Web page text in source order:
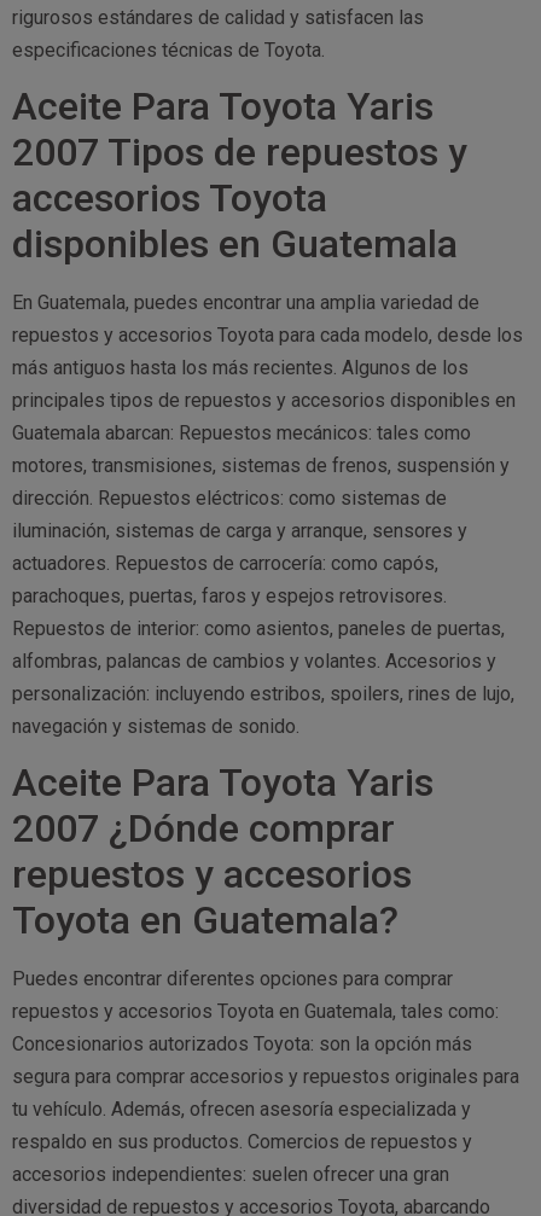
rigurosos estándares de calidad y satisfacen las
especificaciones técnicas de Toyota.
Aceite Para Toyota Yaris
2007 Tipos de repuestos y
accesorios Toyota
disponibles en Guatemala
En Guatemala, puedes encontrar una amplia variedad de
repuestos y accesorios Toyota para cada modelo, desde los
más antiguos hasta los más recientes. Algunos de los
principales tipos de repuestos y accesorios disponibles en
Guatemala abarcan: Repuestos mecánicos: tales como
motores, transmisiones, sistemas de frenos, suspensión y
dirección. Repuestos eléctricos: como sistemas de
iluminación, sistemas de carga y arranque, sensores y
actuadores. Repuestos de carrocería: como capós,
parachoques, puertas, faros y espejos retrovisores.
Repuestos de interior: como asientos, paneles de puertas,
alfombras, palancas de cambios y volantes. Accesorios y
personalización: incluyendo estribos, spoilers, rines de lujo,
navegación y sistemas de sonido.
Aceite Para Toyota Yaris
2007 ¿Dónde comprar
repuestos y accesorios
Toyota en Guatemala?
Puedes encontrar diferentes opciones para comprar
repuestos y accesorios Toyota en Guatemala, tales como:
Concesionarios autorizados Toyota: son la opción más
segura para comprar accesorios y repuestos originales para
tu vehículo. Además, ofrecen asesoría especializada y
respaldo en sus productos. Comercios de repuestos y
accesorios independientes: suelen ofrecer una gran
diversidad de repuestos y accesorios Toyota, abarcando